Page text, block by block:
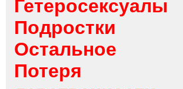
Гетеросексуалы
Подростки
Остальное
Потеря